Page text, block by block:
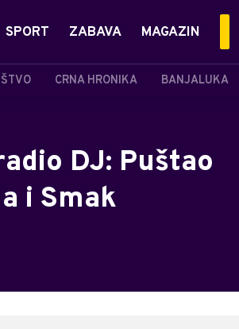
CRNA HRONIKA BANJALUKA
SPORT ZABAVA MAGAZIN
DJ: Puštao
i Smak